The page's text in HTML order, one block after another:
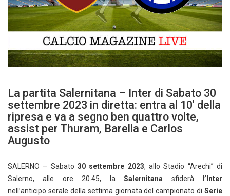
La partita Salernitana – Inter di Sabato 30
settembre 2023 in diretta: entra al 10′ della
ripresa e va a segno ben quattro volte,
assist per Thuram, Barella e Carlos
Augusto
SALERNO – Sabato 30 settembre 2023, allo Stadio “Arechi” di
Salerno, alle ore 20.45, laSalernitana sfiderà
l’Inter
nell’anticipo serale della settima giornata del campionato di Serie